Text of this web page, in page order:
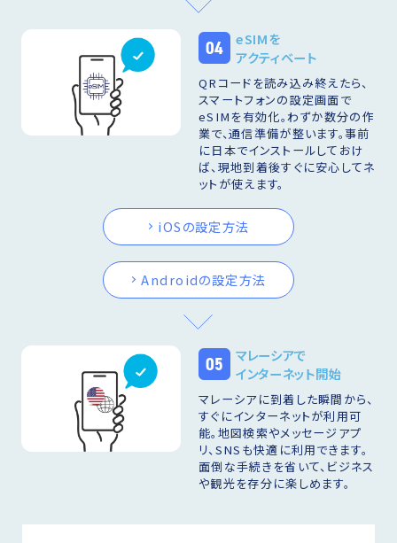
04
eSIMを
アクティベート
QRコードを読み込み終えたら、
スマートフォンの設定画面で
eSIMを有効化。わずか数分の作
業で、通信準備が整います。事前
に日本でインストールしておけ
ば、現地到着後すぐに安心してネ
ットが使えます。
iOSの設定方法
Androidの設定方法
05
マレーシアで
インターネット開始
マレーシアに到着した瞬間から、
すぐにインターネットが利用可
能。地図検索やメッセージアプ
リ、SNSも快適に利用できます。
面倒な手続きを省いて、ビジネス
や観光を存分に楽しめます。